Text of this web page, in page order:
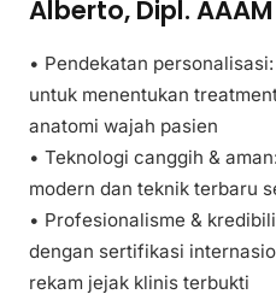
Alberto, Dipl. AAAM
• Pendekatan
untuk menentukan
anatomi wajah pasien
• Teknologi canggih &
modern dan teknik terbaru
• Profesionalisme &
dengan sertifikasi
rekam jejak klinis terbukti